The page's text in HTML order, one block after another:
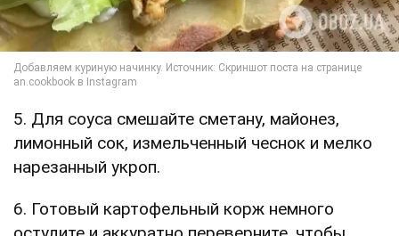
5. Для соуса смешайте сметану, майонез,
лимонный сок, измельченный чеснок и мелко
нарезанный укроп.
6. Готовый картофельный корж немного